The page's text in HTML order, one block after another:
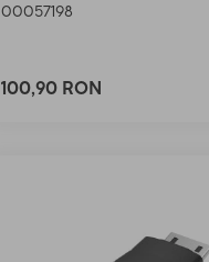
00057198
100,90 RON